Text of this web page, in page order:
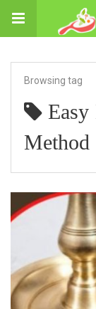
Browsing tag
Method